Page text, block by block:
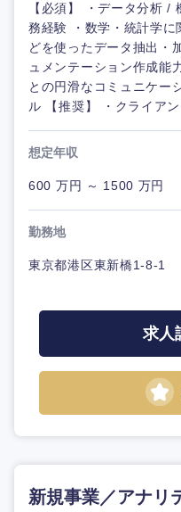
【必須】 ・データ分析 /
務経験 ・数学・統計学
どを使ったデータ抽出・
ュメンテーション作成能
との円滑なコミュニケー
ル 【推奨】 ・クライア
想定年収
600 万円 ～ 1500 万円
勤務地
東京都港区東新橋1-8-1
求人
新規事業／アナリ